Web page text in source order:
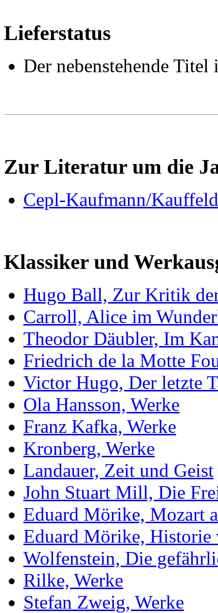
Lieferstatus
Der nebenstehende
Zur Literatur um die
Cepl-Kaufmann/
Klassiker und
Hugo Ball, Zur Kritik
Carroll, Alice im
Theodor Däubler, Im
Friedrich de la Motte
Victor Hugo, Der letzte
Ola Hansson, Werke
Franz Kafka, Werke
Kronberg, Werke
Landauer, Zeit und Geist
John Stuart Mill, Die
Eduard Mörike, Mozart
Eduard Mörike, Historie
Wolfenstein, Die
Rilke, Werke
Stefan Zweig, Werke